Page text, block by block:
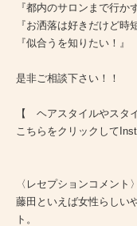
『都内のサロンまで行か
『お洒落は好きだけど時
『似合うを知りたい！』
是非ご相談下さい！！
【 ヘアスタイルやスタ
こちらをクリックして
〈レセプションコメント〉
藤田といえば女性らしい
ト。